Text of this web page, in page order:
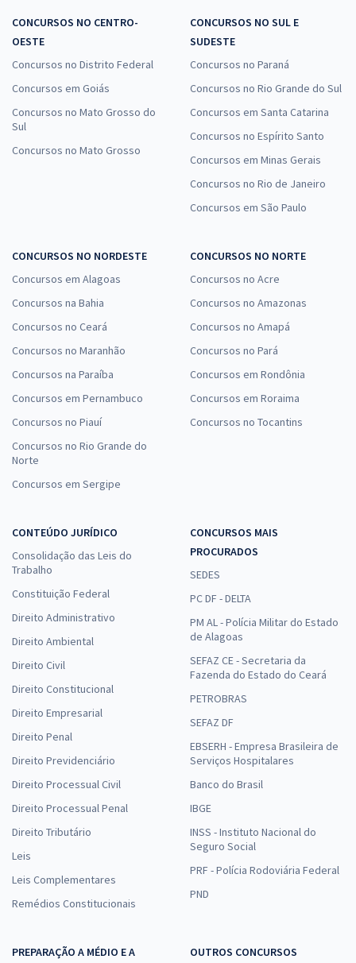
CONCURSOS NO CENTRO-
OESTE
Concursos no Distrito Federal
Concursos em Goiás
Concursos no Mato Grosso do
Sul
Concursos no Mato Grosso
CONCURSOS NO SUL E
SUDESTE
Concursos no Paraná
Concursos no Rio Grande do Sul
Concursos em Santa Catarina
Concursos no Espírito Santo
Concursos em Minas Gerais
Concursos no Rio de Janeiro
Concursos em São Paulo
CONCURSOS NO NORDESTE
Concursos em Alagoas
Concursos na Bahia
Concursos no Ceará
Concursos no Maranhão
Concursos na Paraíba
Concursos em Pernambuco
Concursos no Piauí
Concursos no Rio Grande do
Norte
Concursos em Sergipe
CONCURSOS NO NORTE
Concursos no Acre
Concursos no Amazonas
Concursos no Amapá
Concursos no Pará
Concursos em Rondônia
Concursos em Roraima
Concursos no Tocantins
CONTEÚDO JURÍDICO
Consolidação das Leis do
Trabalho
Constituição Federal
Direito Administrativo
Direito Ambiental
Direito Civil
Direito Constitucional
Direito Empresarial
Direito Penal
Direito Previdenciário
Direito Processual Civil
Direito Processual Penal
Direito Tributário
Leis
Leis Complementares
Remédios Constitucionais
CONCURSOS MAIS
PROCURADOS
SEDES
PC DF - DELTA
PM AL - Polícia Militar do Estado
de Alagoas
SEFAZ CE - Secretaria da
Fazenda do Estado do Ceará
PETROBRAS
SEFAZ DF
EBSERH - Empresa Brasileira de
Serviços Hospitalares
Banco do Brasil
IBGE
INSS - Instituto Nacional do
Seguro Social
PRF - Polícia Rodoviária Federal
PND
PREPARAÇÃO A MÉDIO E A
OUTROS CONCURSOS